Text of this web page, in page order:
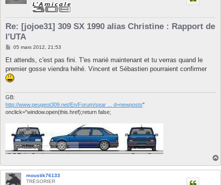
Re: [jojoe31] 309 SX 1990 alias Christine : Rapport de
l'UTA
M
s
a
g
e
05 mars 2012, 21:53
Et attends, c'est pas fini. T'es marié maintenant et tu verras quand le
premier gosse viendra héhé. Vincent et Sébastien pourraient confirmer
GB:
http://www.peugeot309.net/En/Forum/sear ... d=newposts"
onclick="window.open(this.href);return false;
moustik76133
TRÉSORIER